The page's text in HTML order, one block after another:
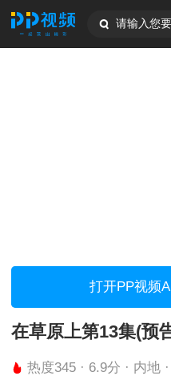
请输入您
打开PP视频
在草原上第13集(预
热度345 · 6.9分 · 内地